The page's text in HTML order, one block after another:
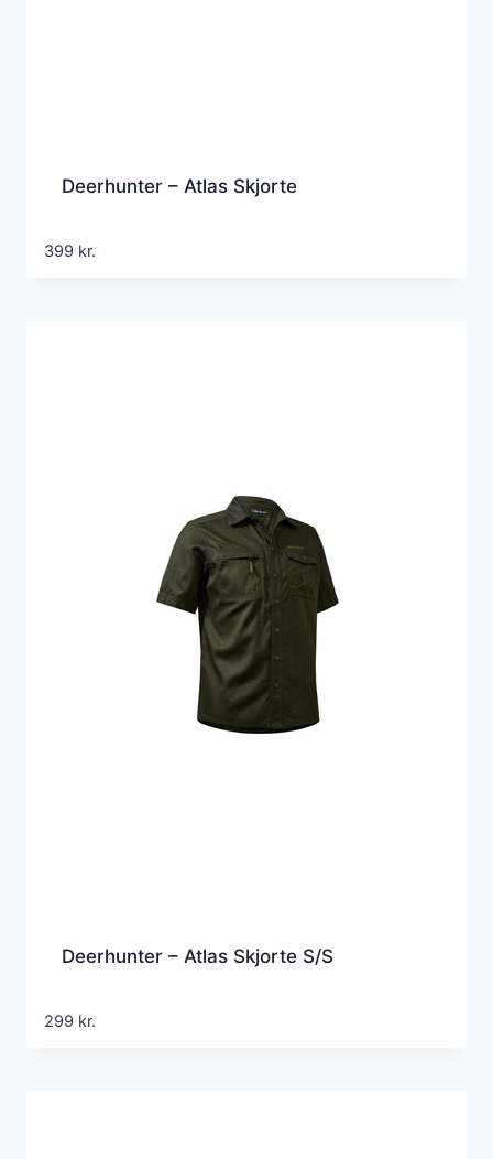
Deerhunter – Atlas Skjorte
399 kr.
Deerhunter – Atlas Skjorte S/S
299 kr.